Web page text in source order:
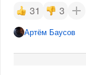
31 3
Артём Баусов